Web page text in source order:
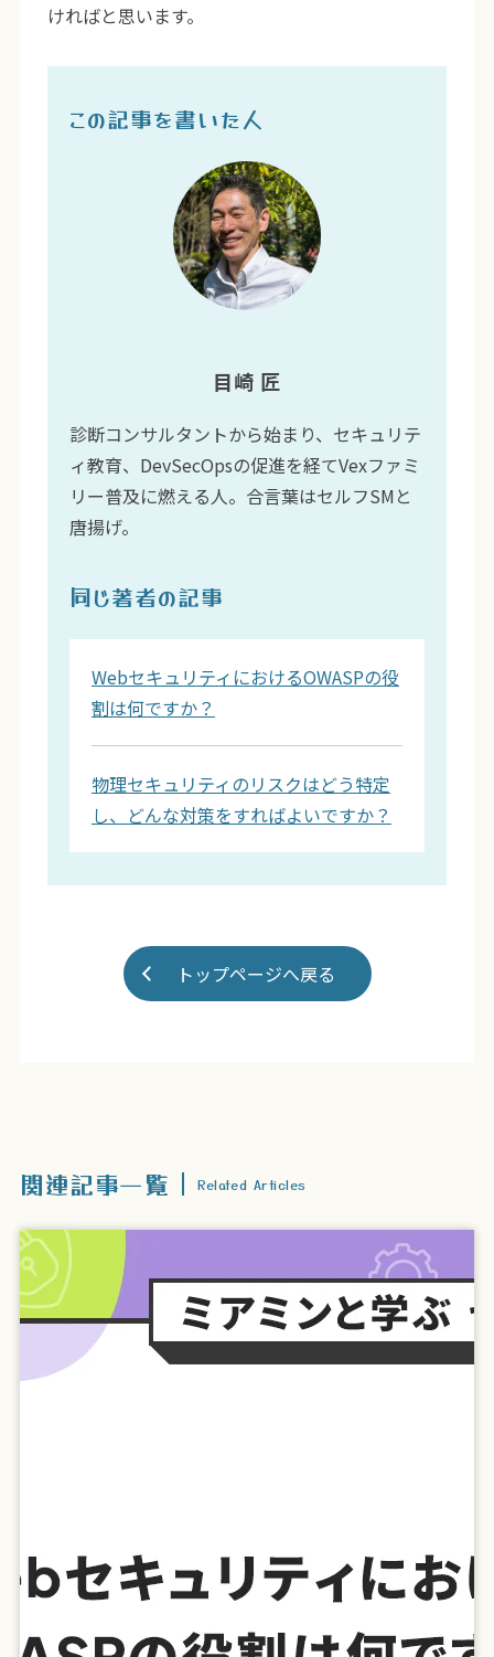
ければと思います。
この記事を書いた人
目崎 匠
診断コンサルタントから始まり、セキュリテ
ィ教育、DevSecOpsの促進を経てVexファミ
リー普及に燃える人。合言葉はセルフSMと
唐揚げ。
同じ著者の記事
WebセキュリティにおけるOWASPの役
割は何ですか？
物理セキュリティのリスクはどう特定
し、どんな対策をすればよいですか？
トップページへ戻る
関連記事一覧 Related Articles